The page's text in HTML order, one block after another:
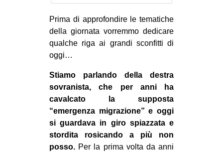
Prima di approfondire le tematiche
della giornata vorremmo dedicare
qualche riga ai grandi sconfitti di
oggi…
Stiamo parlando della destra
sovranista, che per anni ha
cavalcato la supposta
“emergenza migrazione” e oggi
si guardava in giro spiazzata e
stordita rosicando a più non
posso. Per la prima volta da anni